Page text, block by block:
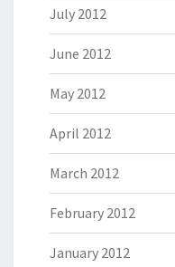
July 2012
June 2012
May 2012
April 2012
March 2012
February 2012
January 2012